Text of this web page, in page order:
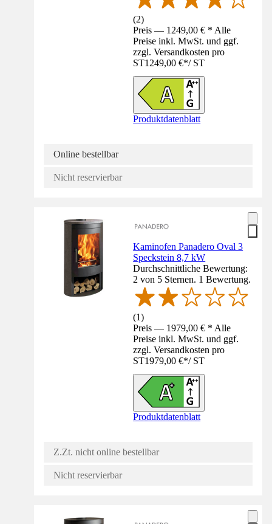
(2)
Preis — 1249,00 € * Alle
Preise inkl. MwSt. und ggf.
zzgl. Versandkosten pro
ST1249,00 €*/ ST
Produktdatenblatt
Online bestellbar
Nicht reservierbar
Kaminofen Panadero Oval 3
Speckstein 8,7 kW
Durchschnittliche Bewertung:
2 von 5 Sternen. 1 Bewertung.
(1)
Preis — 1979,00 € * Alle
Preise inkl. MwSt. und ggf.
zzgl. Versandkosten pro
ST1979,00 €*/ ST
Produktdatenblatt
Z.Zt. nicht online bestellbar
Nicht reservierbar